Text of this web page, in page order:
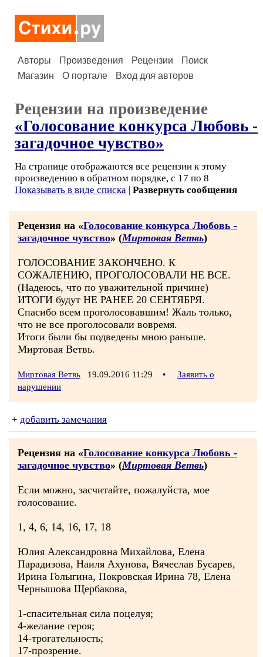
Авторы Произведения Рецензии
Поиск
Магазин
О портале Вход для авторов
Рецензии на произведение
«Голосование конкурса Любовь -
загадочное чувство»
На странице отображаются все рецензии к этому
произведению в обратном порядке, с 17 по 8
Показывать в виде списка | Развернуть сообщения
Рецензия на «Голосование конкурса Любовь -
загадочное чувство» (Миртовая Ветвь)
ГОЛОСОВАНИЕ ЗАКОНЧЕНО. К
СОЖАЛЕНИЮ, ПРОГОЛОСОВАЛИ НЕ ВСЕ.
(Надеюсь, что по уважительной причине)
ИТОГИ будут НЕ РАНЕЕ 20 СЕНТЯБРЯ.
Спасибо всем проголосовавшим! Жаль только,
что не все проголосовали вовремя.
Итоги были бы подведены мною раньше.
Миртовая Ветвь.
Миртовая Ветвь 19.09.2016 11:29 •
Заявить о
нарушении
+ добавить замечания
Рецензия на «Голосование конкурса Любовь -
загадочное чувство» (Миртовая Ветвь)
Если можно, засчитайте, пожалуйста, мое
голосование.
1, 4, 6, 14, 16, 17, 18
Юлия Александровна Михайлова, Елена
Парадизова, Наиля Ахунова, Вячеслав Бусарев,
Ирина Голыгина, Покровская Ирина 78, Елена
Чернышова Щербакова,
1-спасительная сила поцелуя;
4-желание героя;
14-трогательность;
17-прозрение.